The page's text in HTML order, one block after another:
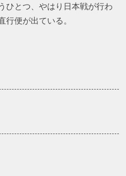
ひとつ、やはり日本戦が行わ
便が出ている。